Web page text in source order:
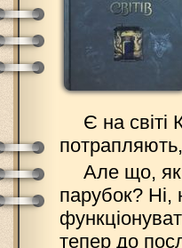
Є на світі
потрапляють,
Але що, як
парубок? Ні,
тепер до